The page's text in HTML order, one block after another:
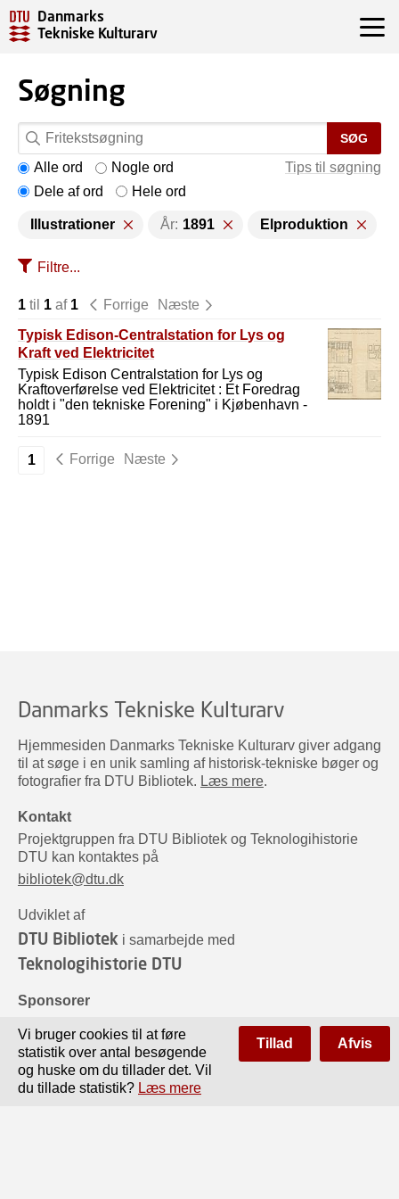
Danmarks
Tekniske Kulturarv
Søgning
SØG
Tips til søgning
Alle ord
Nogle ord
Dele af ord
Hele ord
Illustrationer År: 1891 Elproduktion
Filtre...
1 til 1 af 1 Forrige
Næste
Typisk Edison-Centralstation for Lys og
Kraft ved Elektricitet
Typisk Edison Centralstation for Lys og
Kraftoverførelse ved Elektricitet : Et Foredrag
holdt i "den tekniske Forening" i Kjøbenhavn -
1891
1 Forrige Næste
Danmarks Tekniske Kulturarv
Hjemmesiden Danmarks Tekniske Kulturarv giver adgang
til at søge i en unik samling af historisk-tekniske bøger og
fotografier fra DTU Bibliotek. Læs mere.
Kontakt
Projektgruppen fra DTU Bibliotek og Teknologihistorie
DTU kan kontaktes på
bibliotek@dtu.dk
Udviklet af
DTU Bibliotek i samarbejde med
Teknologihistorie DTU
Sponsorer
Vi bruger cookies til at føre
statistik over antal besøgende
og huske om du tillader det. Vil
du tillade statistik? Læs mere
Tillad Afvis